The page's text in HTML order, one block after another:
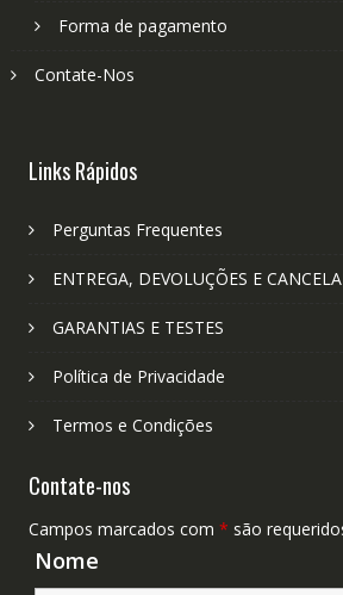
Forma de pagamento
Contate-Nos
Links Rápidos
Perguntas Frequentes
ENTREGA, DEVOLUÇÕES E
GARANTIAS E TESTES
Política de Privacidade
Termos e Condições
Contate-nos
Campos marcados com * são
Nome